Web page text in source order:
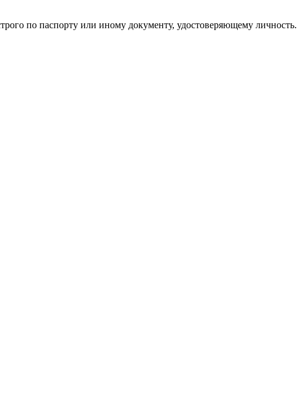
по паспорту или иному документу, удостоверяющему личность.